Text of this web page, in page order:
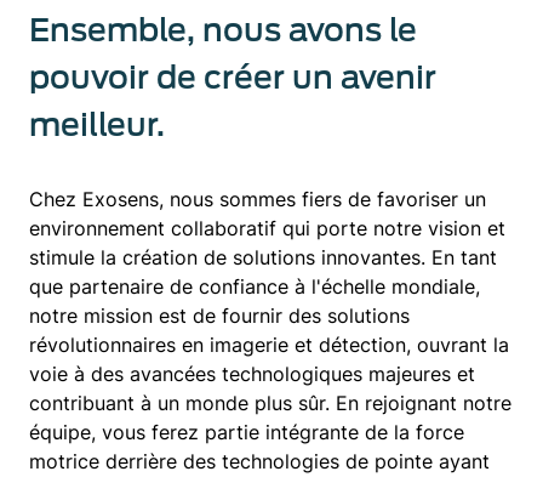
Ensemble, nous avons le
pouvoir de créer un avenir
meilleur.
Chez Exosens, nous sommes fiers de favoriser un
environnement collaboratif qui porte notre vision et
stimule la création de solutions innovantes. En tant
que partenaire de confiance à l'échelle mondiale,
notre mission est de fournir des solutions
révolutionnaires en imagerie et détection, ouvrant la
voie à des avancées technologiques majeures et
contribuant à un monde plus sûr. En rejoignant notre
équipe, vous ferez partie intégrante de la force
motrice derrière des technologies de pointe ayant